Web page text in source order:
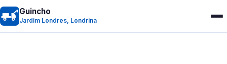
Guincho
Jardim Londres, Londrina